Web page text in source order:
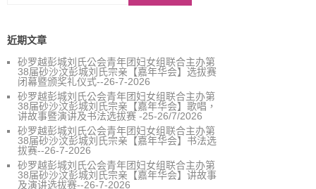
近期文章
砂罗越彭城刘氏公会青年团妇女组联合主办第
38届砂沙汶彭城刘氏宗亲【嘉年华会】选拔赛
闭幕暨颁奖礼仪式--26-7-2026
砂罗越彭城刘氏公会青年团妇女组联合主办第
38届砂沙汶彭城刘氏宗亲【嘉年华会】歌唱，
讲故事暨演讲及书法选拔赛 -25-26/7/2026
砂罗越彭城刘氏公会青年团妇女组联合主办第
38届砂沙汶彭城刘氏宗亲【嘉年华会】书法选
拔赛--26-7-2026
砂罗越彭城刘氏公会青年团妇女组联合主办第
38届砂沙汶彭城刘氏宗亲【嘉年华会】讲故事
及演讲选拔赛--26-7-2026